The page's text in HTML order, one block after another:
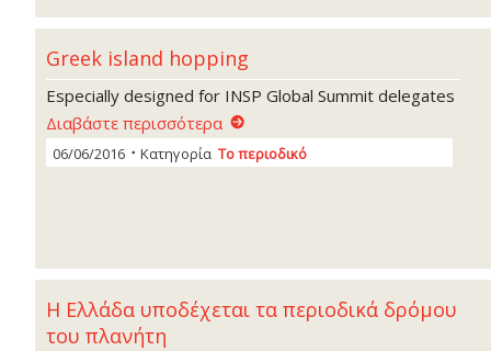
Greek island hopping
Especially designed for INSP Global Summit delegates
Διαβάστε περισσότερα
06/06/2016 Κατηγορία Το περιοδικό
Η Ελλάδα υποδέχεται τα περιοδικά δρόμου
του πλανήτη